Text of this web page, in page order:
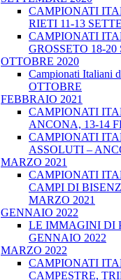
CAMPIONATI
RIETI 11-13
CAMPIONATI
GROSSETO 18-
OTTOBRE 2020
Campionati Italiani
OTTOBRE
FEBBRAIO 2021
CAMPIONATI
ANCONA, 13-14
CAMPIONATI
ASSOLUTI –
MARZO 2021
CAMPIONATI
CAMPI DI
MARZO 2021
GENNAIO 2022
LE IMMAGINI DI
GENNAIO 2022
MARZO 2022
CAMPIONATI
CAMPESTRE,